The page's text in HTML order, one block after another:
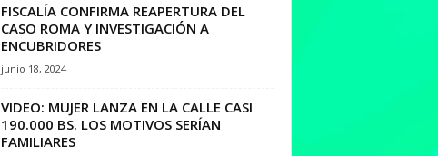
FISCALÍA CONFIRMA REAPERTURA DEL
CASO ROMA Y INVESTIGACIÓN A
ENCUBRIDORES
junio 18, 2024
VIDEO: MUJER LANZA EN LA CALLE CASI
190.000 BS. LOS MOTIVOS SERÍAN
FAMILIARES